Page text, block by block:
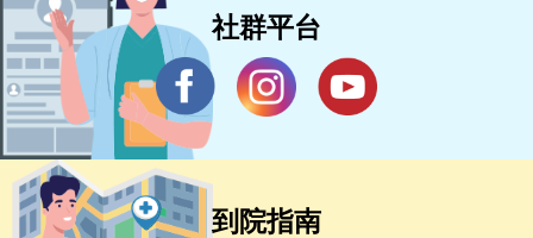
社群平台
到院指南